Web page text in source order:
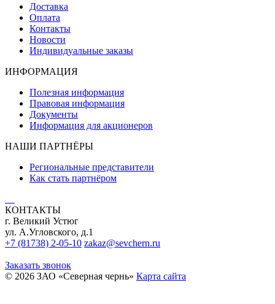
Доставка
Оплата
Контакты
Новости
Индивидуальные заказы
ИНФОРМАЦИЯ
Полезная информация
Правовая информация
Документы
Информация для акционеров
НАШИ ПАРТНЁРЫ
Региональные представители
Как стать партнёром
КОНТАКТЫ
г. Великий Устюг
ул. А.Угловского, д.1
+7 (81738) 2-05-10 zakaz@sevchern.ru
Заказать звонок
© 2026 ЗАО «Северная чернь» Карта сайта